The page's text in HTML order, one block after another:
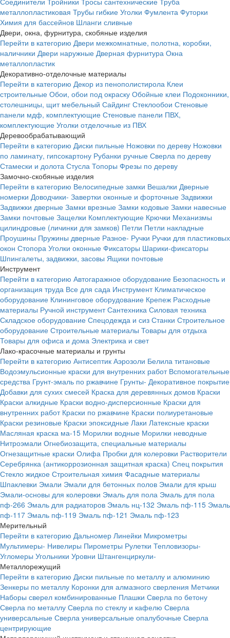
металлопластиковая Трубы гибкие Уголки Фумлента Футорки
Химия для бассейнов Шланги сливные
Двери, окна, фурнитура, скобяные изделия
Перейти в категорию Двери межкомнатные, полотна, коробки,
наличники Двери наружные Дверная фурнитура Окна
металлопластик
Декоративно-отделочные материалы
Перейти в категорию Декор из пенополистирола Клеи
строительные Обои, обои под окраску Обойные клеи Подоконники,
столешницы, щит мебельный Сайдинг Стеклообои Стеновые
панели мдф, комплектующие Стеновые панели ПВХ,
комплектующие Уголки отделочные из ПВХ
Деревообрабатывающий
Перейти в категорию Диски пильные Ножовки по дереву Ножовки
по ламинату, гипсокартону Рубанки ручные Сверла по дереву
Стамески и долота Стусла Топоры Фрезы по дереву
Замочно-скобяные изделия
Перейти в категорию Велосипедные замки Вешалки Дверные
номерки Доводчики- Завертки оконные и форточные Задвижки
Задвижки дверные Замки врезные Замки кодовые Замки навесные
Замки почтовые Защелки Комплектующие Крючки Механизмы
цилиндровые (личинки для замков) Петли Петли накладные
Проушины Пружины дверные Разное- Ручки Ручки для пластиковых
окон Стопора Уголки оконные Фиксаторы Шарики-фиксаторы
Шпингалеты, задвижки, засовы Ящики почтовые
Инструмент
Перейти в категорию Автогаражное оборудование Безопасность и
организация труда Все для сада Инструмент Климатическое
оборудование Клининговое оборудование Крепеж Расходные
материалы Ручной инструмент Сантехника Силовая техника
Складское оборудование Спецодежда и сиз Станки Строительное
оборудование Строительные материалы Товары для отдыха
Товары для офиса и дома Электрика и свет
Лако-красочные материалы и грунты
Перейти в категорию Антисептик Аэрозоли Белила титановые
Водоэмульсионные краски для внутренних работ Вспомогательные
средства Грунт-эмаль по ржавчине Грунты- Декоративное покрытие
Добавки для сухих смесей Краска для деревянных домов Краски
Краски алкидные Краски водно-дисперсионные Краски для
внутренних работ Краски по ржавчине Краски полиуретановые
Краски резиновые Краски эпоксидные Лаки Латексные краски
Масляная краска ма-15 Морилки водные Морилки неводные
Нитроэмали Огнебиозащита, специальные материалы
Огнезащитные краски Олифа Пробки для колеровки Растворители
Серебрянка (антикоррозионная защитная краска) Спец покрытия
Стекло жидкое Строительная химия Фасадные материалы
Шпаклевки Эмали Эмали для бетонных полов Эмали для крыш
Эмали-основы для колеровки Эмаль для пола Эмаль для пола
пф-266 Эмаль для радиаторов Эмаль нц-132 Эмаль пф-115 Эмаль
пф-117 Эмаль пф-119 Эмаль пф-121 Эмаль пф-123
Мерительный
Перейти в категорию Дальномер Линейки Микрометры
Мультимеры- Нивелиры Пирометры Рулетки Тепловизоры-
Угломеры Угольники Уровни Штангенциркули-
Металлорежущий
Перейти в категорию Диски пильные по металлу и алюминию
Зенкеры по металлу Коронки для алмазного сверления Метчики
Наборы сверел комбинированные Плашки Сверла по бетону
Сверла по металлу Сверла по стеклу и кафелю Сверла
универсальные Сверла универсальные опалубочные Сверла
центрирующие